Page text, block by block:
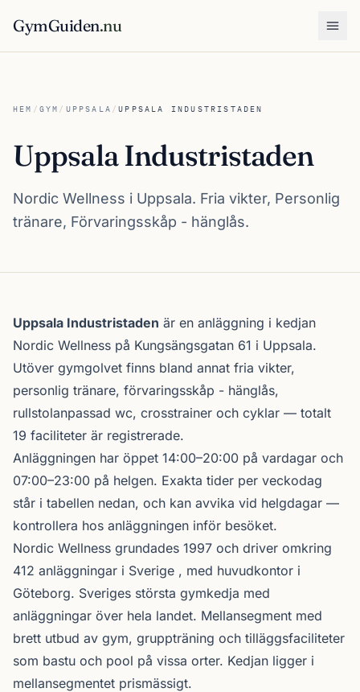
GymGuiden.nu
HEM / GYM / UPPSALA /UPPSALA INDUSTRISTADEN
Uppsala Industristaden
Nordic Wellness i Uppsala. Fria vikter, Personlig
tränare, Förvaringsskåp - hänglås.
Om Uppsala Industristaden
Uppsala Industristaden är en anläggning i kedjan
Nordic Wellness på Kungsängsgatan 61 i Uppsala.
Utöver gymgolvet finns bland annat fria vikter,
personlig tränare, förvaringsskåp - hänglås,
rullstolanpassad wc, crosstrainer och cyklar — totalt
19 faciliteter är registrerade.
Anläggningen har öppet 14:00–20:00 på vardagar och
07:00–23:00 på helgen. Exakta tider per veckodag
står i tabellen nedan, och kan avvika vid helgdagar —
kontrollera hos anläggningen inför besöket.
Nordic Wellness grundades 1997 och driver omkring
412 anläggningar i Sverige , med huvudkontor i
Göteborg. Sveriges största gymkedja med
anläggningar över hela landet. Mellansegment med
brett utbud av gym, gruppträning och tilläggsfaciliteter
som bastu och pool på vissa orter. Kedjan ligger i
mellansegmentet prismässigt.